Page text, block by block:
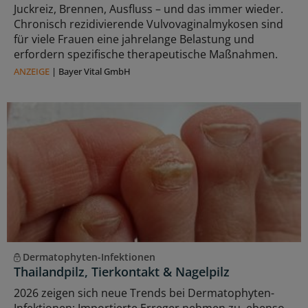
Juckreiz, Brennen, Ausfluss – und das immer wieder.
Chronisch rezidivierende Vulvovaginalmykosen sind
für viele Frauen eine jahrelange Belastung und
erfordern spezifische therapeutische Maßnahmen.
ANZEIGE | Bayer Vital GmbH
Dermatophyten-Infektionen
Thailandpilz, Tierkontakt & Nagelpilz
2026 zeigen sich neue Trends bei Dermatophyten-